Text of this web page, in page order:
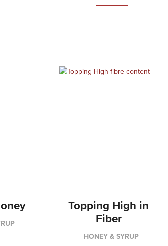
Topping High in
Fiber
HONEY & SYRUP